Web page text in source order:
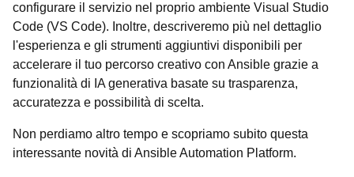
configurare il servizio nel proprio ambiente Visual Studio
Code (VS Code). Inoltre, descriveremo più nel dettaglio
l'esperienza e gli strumenti aggiuntivi disponibili per
accelerare il tuo percorso creativo con Ansible grazie a
funzionalità di IA generativa basate su trasparenza,
accuratezza e possibilità di scelta.
Non perdiamo altro tempo e scopriamo subito questa
interessante novità di Ansible Automation Platform.